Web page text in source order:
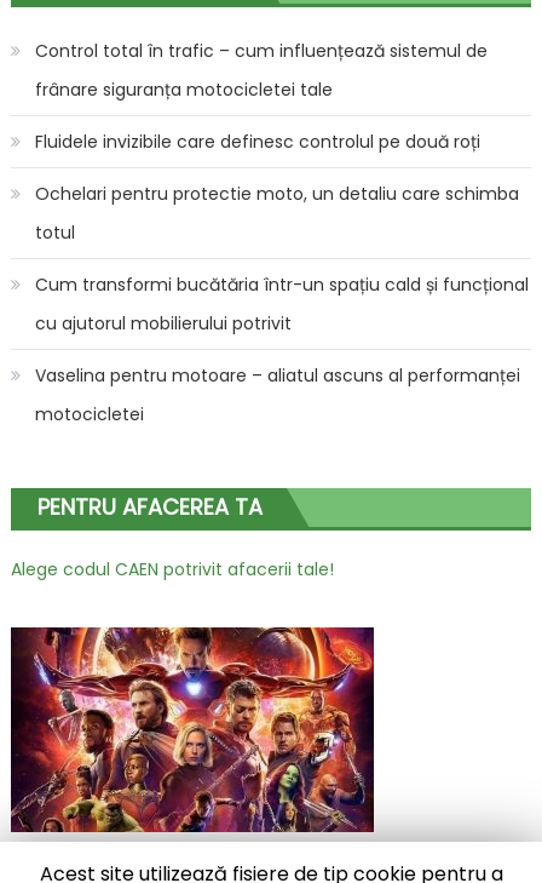
Control total în trafic – cum influențează sistemul de
frânare siguranța motocicletei tale
Fluidele invizibile care definesc controlul pe două roți
Ochelari pentru protectie moto, un detaliu care schimba
totul
Cum transformi bucătăria într-un spațiu cald și funcțional
cu ajutorul mobilierului potrivit
Vaselina pentru motoare – aliatul ascuns al performanței
motocicletei
PENTRU AFACEREA TA
Alege codul CAEN potrivit afacerii tale!
Acest site utilizează fisiere de tip cookie pentru a